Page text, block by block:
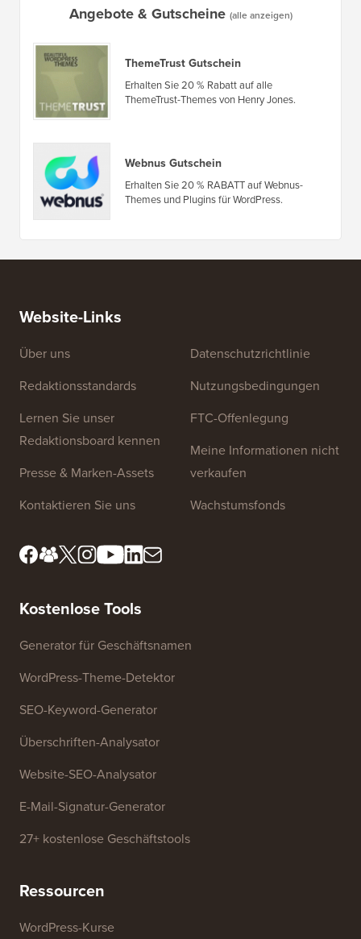
Angebote & Gutscheine (alle anzeigen)
ThemeTrust Gutschein
Erhalten Sie 20 % Rabatt auf alle
ThemeTrust-Themes von Henry Jones.
Webnus Gutschein
Erhalten Sie 20 % RABATT auf Webnus-
Themes und Plugins für WordPress.
Website-Links
Über uns
Redaktionsstandards
Lernen Sie unser
Redaktionsboard kennen
Presse & Marken-Assets
Kontaktieren Sie uns
Datenschutzrichtlinie
Nutzungsbedingungen
FTC-Offenlegung
Meine Informationen nicht
verkaufen
Wachstumsfonds
Kostenlose Tools
Generator für Geschäftsnamen
WordPress-Theme-Detektor
SEO-Keyword-Generator
Überschriften-Analysator
Website-SEO-Analysator
E-Mail-Signatur-Generator
27+ kostenlose Geschäftstools
Ressourcen
WordPress-Kurse